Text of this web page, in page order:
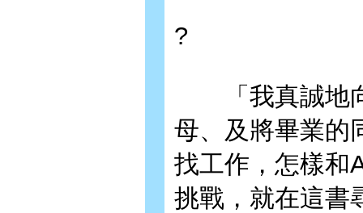
?
「我真誠地向
母、及將畢業的
找工作，怎樣和
挑戰，就在這